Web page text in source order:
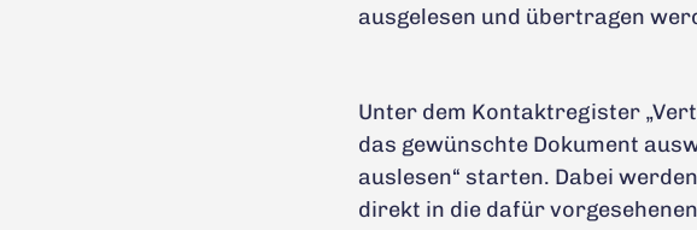
ausgelesen und übertragen
Unter dem Kontaktregister
das gewünschte Dokument
auslesen“ starten. Dabei
direkt in die dafür